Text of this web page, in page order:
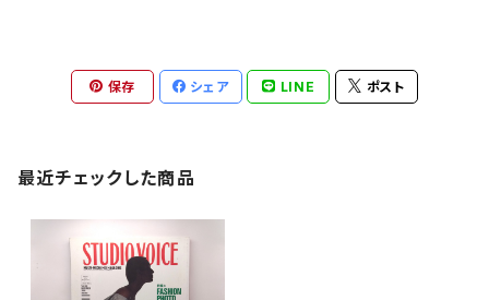
保存 シェア LINE ポスト
最近チェックした商品